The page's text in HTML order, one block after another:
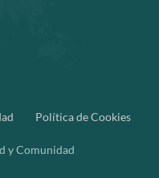
Política de Cookies
y Comunidad